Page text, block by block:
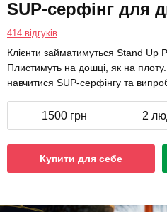
SUP-серфінг для
414 відгуків
Клієнти займатимуться Stand Up
Плистимуть на дошці, як на
навчитися SUP-серфінгу та
1500 грн 2
Купити для себе